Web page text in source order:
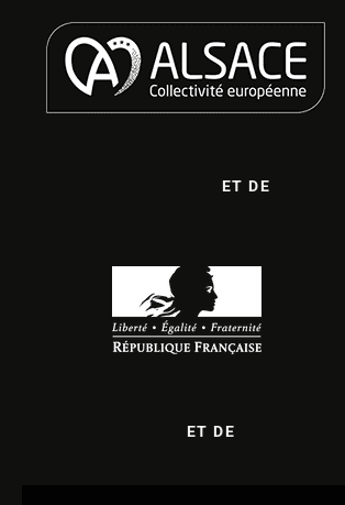
ET DE
ET DE